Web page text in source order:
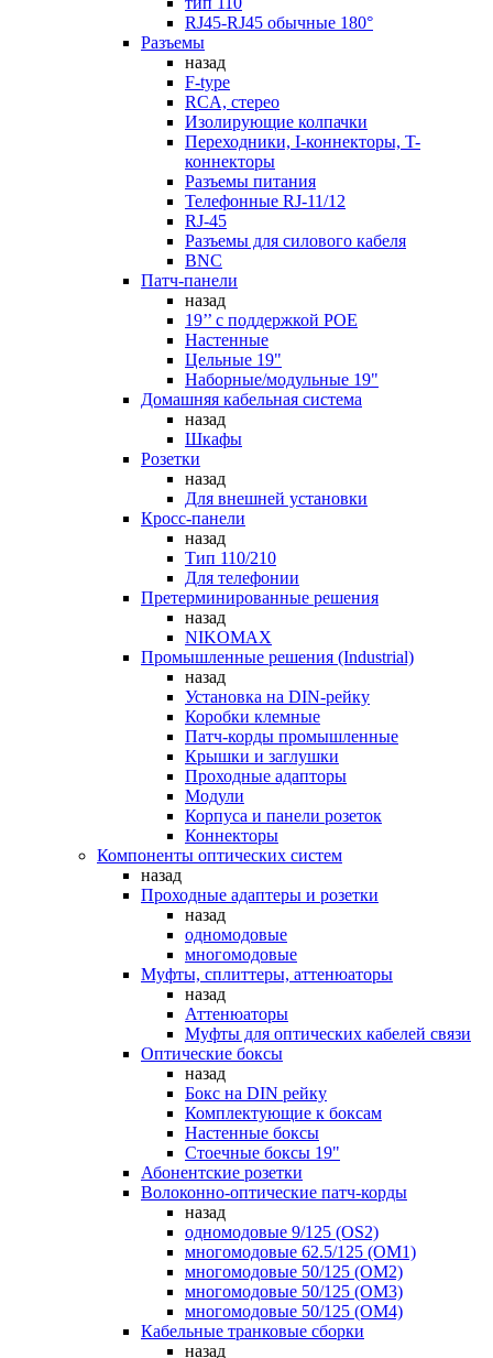
RJ45-RJ45 обычные 180°
Разъемы
назад
F-type
RCA, стерео
Изолирующие колпачки
Переходники, I-коннекторы, T-
коннекторы
Разъемы питания
Телефонные RJ-11/12
RJ-45
Разъемы для силового кабеля
BNC
Патч-панели
назад
19’’ с поддержкой POE
Настенные
Цельные 19"
Наборные/модульные 19"
Домашняя кабельная система
назад
Шкафы
Розетки
назад
Для внешней установки
Кросс-панели
назад
Тип 110/210
Для телефонии
Претерминированные решения
назад
NIKOMAX
Промышленные решения (Industrial)
назад
Установка на DIN-рейку
Коробки клемные
Патч-корды промышленные
Крышки и заглушки
Проходные адапторы
Модули
Корпуса и панели розеток
Коннекторы
Компоненты оптических систем
назад
Проходные адаптеры и розетки
назад
одномодовые
многомодовые
Муфты, сплиттеры, аттенюаторы
назад
Аттенюаторы
Муфты для оптических кабелей связи
Оптические боксы
назад
Бокс на DIN рейку
Комплектующие к боксам
Настенные боксы
Стоечные боксы 19"
Абонентские розетки
Волоконно-оптические патч-корды
назад
одномодовые 9/125 (OS2)
многомодовые 62.5/125 (OM1)
многомодовые 50/125 (OM2)
многомодовые 50/125 (OM3)
многомодовые 50/125 (OM4)
Кабельные транковые сборки
назад